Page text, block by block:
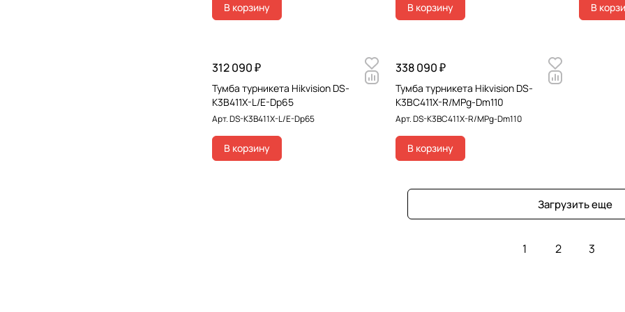
В корзину В корзину В
312 090 ₽
Тумба турникета Hikvision DS-
K3B411X-L/E-Dp65
Арт.DS-K3B411X-L/E-Dp65
В корзину
338 090 ₽
Тумба турникета Hikvision DS-
K3BC411X-R/MPg-Dm110
Арт.DS-K3BC411X-R/MPg-Dm110
В корзину
Загрузить еще
1 2 3